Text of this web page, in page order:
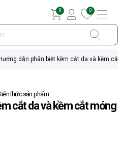
0 0
Hướng dẫn phân biệt kềm cắt da và kềm cắt
thức sản phẩm
cắt da và kềm cắt móng